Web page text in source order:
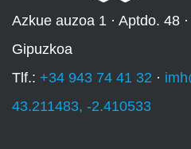
Azkue auzoa 1 · Aptdo. 48
Gipuzkoa
Tlf.: +34 943 74 41 32 ·
43.211483, -2.410533